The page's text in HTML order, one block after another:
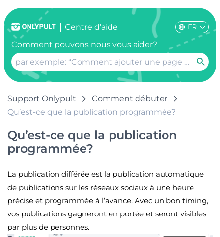
Centre d'aide FR
Comment pouvons nous vous aider?
Support Onlypult
Comment débuter
Qu’est-ce que la publication programmée?
Qu’est-ce que la publication
programmée?
La publication différée est la publication automatique
de publications sur les réseaux sociaux à une heure
précise et programmée à l’avance. Avec un bon timing,
vos publications gagneront en portée et seront visibles
par plus de personnes.